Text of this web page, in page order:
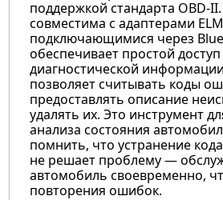
поддержкой стандарта OBD-
совместима с адаптерами
подключающимися через
обеспечивает простой доступ
диагностической
позволяет считывать коды
предоставлять описание
удалять их. Это инструмент
анализа состояния
помнить, что устранение
не решает проблему —
автомобиль своевременно,
повторения ошибок.